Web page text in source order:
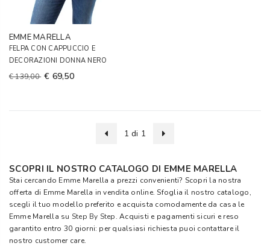
EMME MARELLA
FELPA CON CAPPUCCIO E
DECORAZIONI DONNA NERO
€ 139,00 € 69,50
1 di 1
SCOPRI IL NOSTRO CATALOGO DI EMME MARELLA
Stai cercando Emme Marella a prezzi convenienti? Scopri la nostra
offerta di Emme Marella in vendita online. Sfoglia il nostro catalogo,
scegli il tuo modello preferito e acquista comodamente da casa le
Emme Marella su Step By Step. Acquisti e pagamenti sicuri e reso
garantito entro 30 giorni: per qualsiasi richiesta puoi contattare il
nostro customer care.